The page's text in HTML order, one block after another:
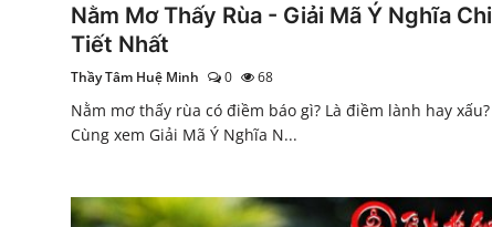
Nằm Mơ Thấy Rùa - Giải Mã Ý Nghĩa Chi
Tiết Nhất
Thầy Tâm Huệ Minh 0 68
Nằm mơ thấy rùa có điềm báo gì? Là điềm lành hay xấu?
Cùng xem Giải Mã Ý Nghĩa N...